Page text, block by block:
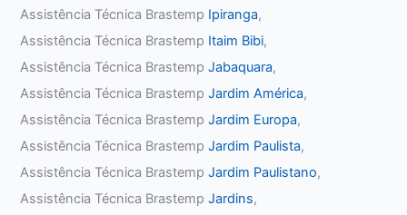
Assistência Técnica Brastemp Ipiranga,
Assistência Técnica Brastemp Itaim Bibi,
Assistência Técnica BrastempJabaquara,
Assistência Técnica BrastempJardim América,
Assistência Técnica BrastempJardim Europa,
Assistência Técnica BrastempJardim Paulista,
Assistência Técnica BrastempJardim Paulistano,
Assistência Técnica BrastempJardins,